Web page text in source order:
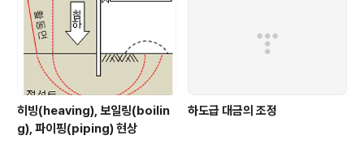
않으면 최종 1분간 평균온도를 최종평형온도로 한다), 가열
종료 후 시험체의 질량 감소율이 30% 이하여야 한다. 2.
한국산업규격 ..
히빙(heaving), 보일링(boilin
g), 파이핑(piping) 현상
하도급 대금의 조정